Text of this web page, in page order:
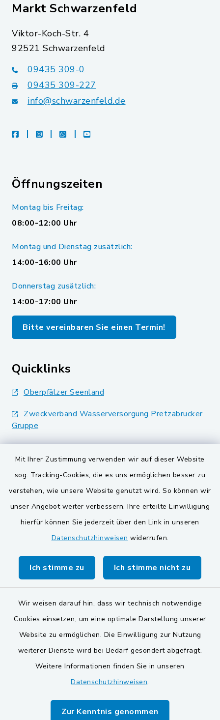
Mit Ihrer Zustimmung verwenden wir auf dieser Website
sog. Tracking-Cookies, die es uns ermöglichen besser zu
verstehen, wie unsere Website genutzt wird. So können wir
unser Angebot weiter verbessern. Ihre erteilte Einwilligung
hierfür können Sie jederzeit über den Link in unseren
Datenschutzhinweisen widerrufen.
Ich stimme zu Ich stimme nicht zu
Wir weisen darauf hin, dass wir technisch notwendige
Cookies einsetzen, um eine optimale Darstellung unserer
Website zu ermöglichen. Die Einwilligung zur Nutzung
weiterer Dienste wird bei Bedarf gesondert abgefragt.
Weitere Informationen finden Sie in unseren
Datenschutzhinweisen.
Zur Kenntnis genommen
Markt Schwarzenfeld
Viktor-Koch-Str. 4
92521 Schwarzenfeld
09435 309-0
09435 309-227
info@schwarzenfeld.de
facebookinstagramwhatsappyoutube
Öffnungszeiten
Montag bis Freitag:
08:00-12:00 Uhr
Montag und Dienstag zusätzlich:
14:00-16:00 Uhr
Donnerstag zusätzlich:
14:00-17:00 Uhr
Bitte vereinbaren Sie einen Termin!
Quicklinks
Oberpfälzer Seenland
Zweckverband Wasserversorgung Pretzabrucker
Gruppe
Landkreis Schwandorf
VG und Gemeinden
Gemeinde Schwarzach bei Nabburg
Gemeinde Stulln
Verwaltungsgemeinschaft Schwarzenfeld
Barrierefreiheit